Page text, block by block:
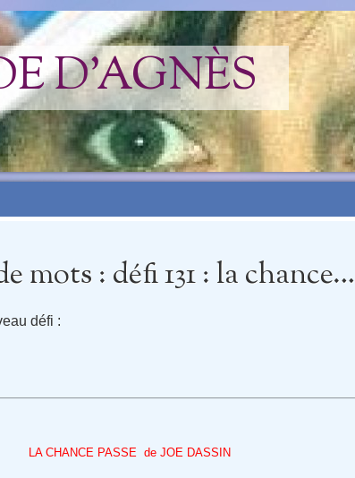
D'AGNÈS
mots : défi 131 : la chance…
défi :
LA CHANCE PASSE de JOE DASSIN